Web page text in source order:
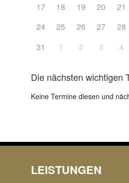
17
18 19 20 21
24
25 26 27 28
31
1 2 3 4
Die nächsten wichtigen
Keine Termine diesen und
LEISTUNGEN